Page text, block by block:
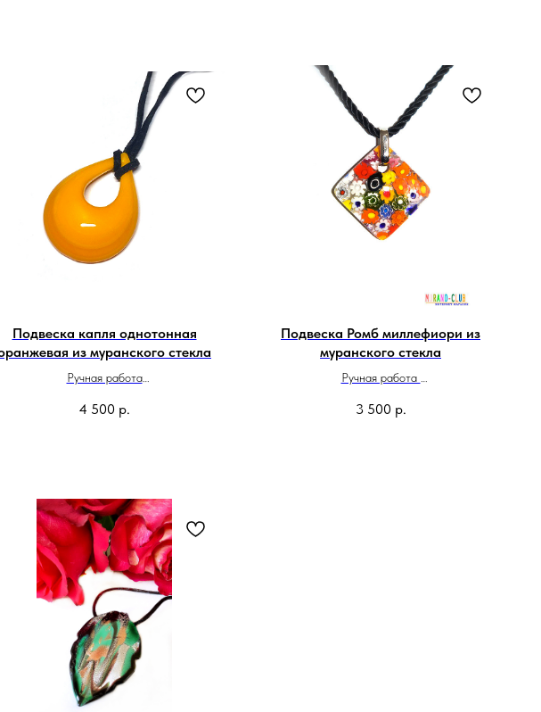
Подвеска капля однотонная
из муранского стекла
Ручная работа
4 500 р.
Подвеска Ромб миллефиори из
муранского стекла
Ручная работа
3 500 р.